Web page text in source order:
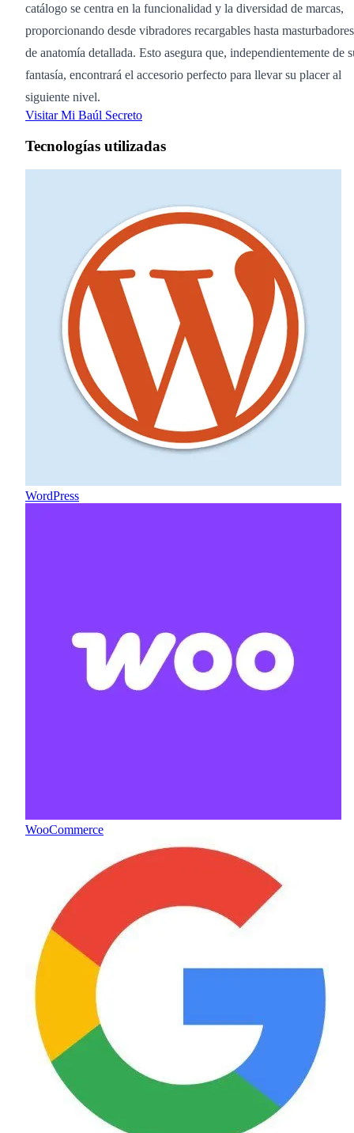
catálogo se centra en la funcionalidad y la diversidad de marcas,
proporcionando desde vibradores recargables hasta masturbadores
de anatomía detallada. Esto asegura que, independientemente de
fantasía, encontrará el accesorio perfecto para llevar su placer al
siguiente nivel.
Visitar Mi Baúl Secreto
Tecnologías utilizadas
WordPress
WooCommerce